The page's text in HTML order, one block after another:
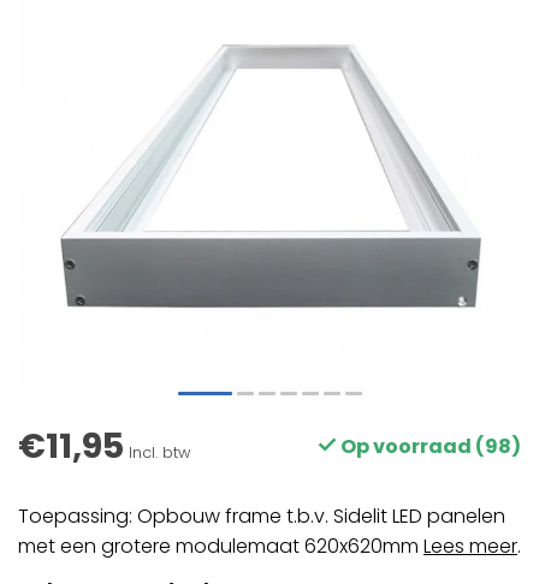
€11,95 Incl. btw Op voorraad (98)
Toepassing: Opbouw frame t.b.v. Sidelit LED panelen
met een grotere modulemaat 620x620mm Lees meer.